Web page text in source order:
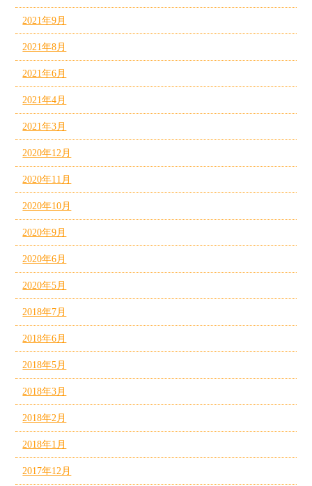
2021年9月
2021年8月
2021年6月
2021年4月
2021年3月
2020年12月
2020年11月
2020年10月
2020年9月
2020年6月
2020年5月
2018年7月
2018年6月
2018年5月
2018年3月
2018年2月
2018年1月
2017年12月